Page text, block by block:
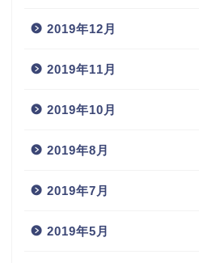
2019年12月
2019年11月
2019年10月
2019年8月
2019年7月
2019年5月